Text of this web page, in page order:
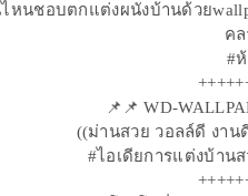
หนชอบตกแต่งผนังบ้านด้วย
คล
#
📌📌 WD-
((ม่านสวย วอลล์ดี งา
#ไอเดียการแต่งบ้าน